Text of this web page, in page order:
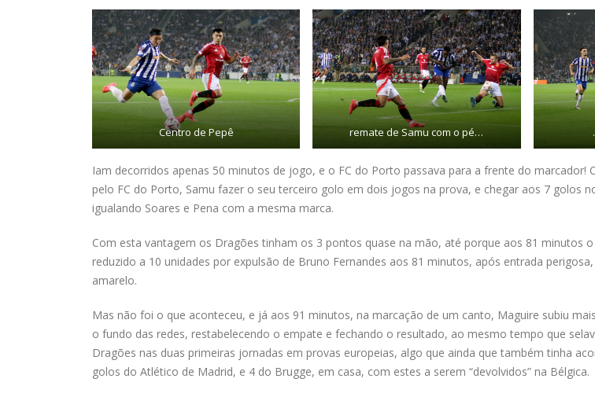
Centro de Pepê remate de Samu com o pé…
Iam decorridos apenas 50 minutos de jogo, e o FC do Porto passava para a frente do marcador!
pelo FC do Porto, Samu fazer o seu terceiro golo em dois jogos na prova, e chegar aos 7 golos
igualando Soares e Pena com a mesma marca.
Com esta vantagem os Dragões tinham os 3 pontos quase na mão, até porque aos 81 minutos
reduzido a 10 unidades por expulsão de Bruno Fernandes aos 81 minutos, após entrada
amarelo.
Mas não foi o que aconteceu, e já aos 91 minutos, na marcação de um canto, Maguire subiu
o fundo das redes, restabelecendo o empate e fechando o resultado, ao mesmo tempo que
Dragões nas duas primeiras jornadas em provas europeias, algo que ainda que também tinha
golos do Atlético de Madrid, e 4 do Brugge, em casa, com estes a serem “devolvidos” na Bélgica.